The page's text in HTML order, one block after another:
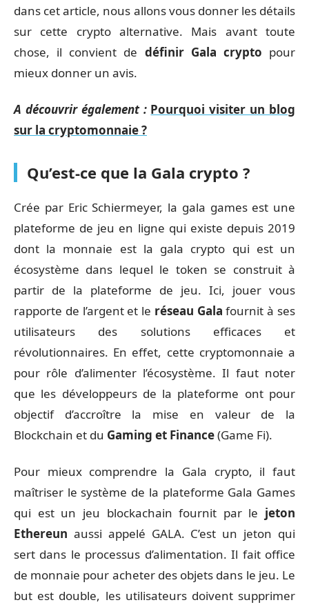
dans cet article, nous allons vous donner les détails
sur cette crypto alternative. Mais avant toute
chose, il convient de définir Gala crypto pour
mieux donner un avis.
A découvrir également : Pourquoi visiter un blog
sur la cryptomonnaie ?
Qu’est-ce que la Gala crypto ?
Crée par Eric Schiermeyer, la gala games est une
plateforme de jeu en ligne qui existe depuis 2019
dont la monnaie est la gala crypto qui est un
écosystème dans lequel le token se construit à
partir de la plateforme de jeu. Ici, jouer vous
rapporte de l’argent et le réseau Gala fournit à ses
utilisateurs des solutions efficaces et
révolutionnaires. En effet, cette cryptomonnaie a
pour rôle d’alimenter l’écosystème. Il faut noter
que les développeurs de la plateforme ont pour
objectif d’accroître la mise en valeur de la
Blockchain et du Gaming et Finance(Game Fi).
Pour mieux comprendre la Gala crypto, il faut
maîtriser le système de la plateforme Gala Games
qui est un jeu blockachain fournit par le jeton
Ethereun aussi appelé GALA. C’est un jeton qui
sert dans le processus d’alimentation. Il fait office
de monnaie pour acheter des objets dans le jeu. Le
but est double, les utilisateurs doivent supprimer